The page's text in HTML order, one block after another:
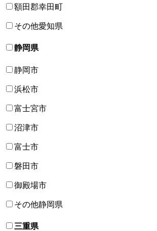
額田郡幸田町
その他愛知県
静岡県
静岡市
浜松市
富士宮市
沼津市
富士市
磐田市
御殿場市
その他静岡県
三重県